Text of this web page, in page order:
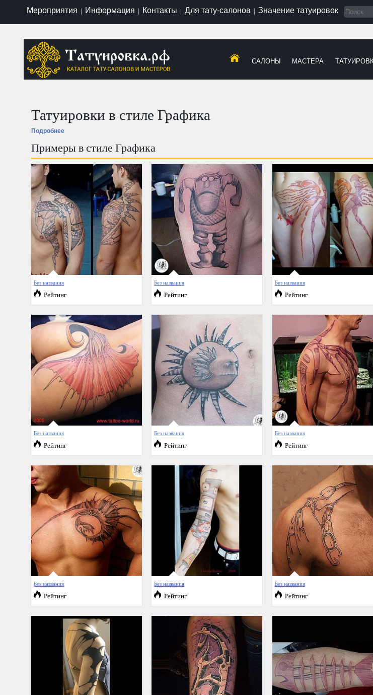
Мероприятия Информация Контакты Для тату-салонов Значение татуировок
САЛОНЫ МАСТЕРА
Татуировки в стиле Графика
Подробнее
Примеры в стиле Графика
Без названия
Рейтинг
Без названия
Рейтинг
Без названия
Рейтинг
Без названия
Рейтинг
Без названия
Рейтинг
Без названия
Рейтинг
Без названия
Рейтинг
Без названия
Рейтинг
Без названия
Рейтинг